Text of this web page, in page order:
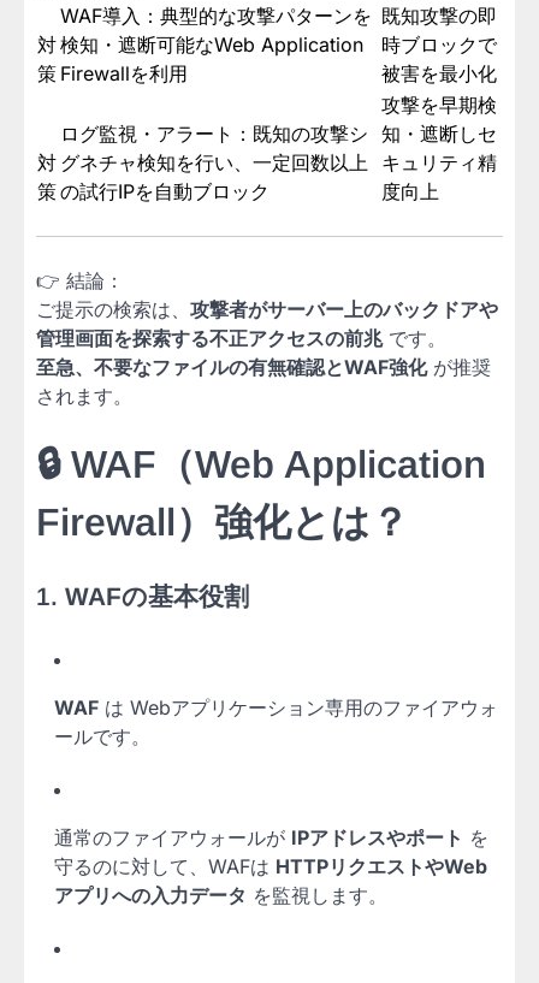
対
策
WAF導入：典型的な攻撃パターンを
検知・遮断可能なWeb Application
Firewallを利用
既知攻撃の即
時ブロックで
被害を最小化
対
策
ログ監視・アラート：既知の攻撃シ
グネチャ検知を行い、一定回数以上
の試行IPを自動ブロック
攻撃を早期検
知・遮断しセ
キュリティ精
度向上
👉 結論：
ご提示の検索は、 攻撃者がサーバー上のバックドアや
管理画面を探索する不正アクセスの前兆です。
至急、不要なファイルの有無確認とWAF強化が推奨
されます。
🔒 WAF（Web Application
Firewall）強化とは？
1. WAFの基本役割
WAF は Webアプリケーション専用のファイアウォ
ールです。
通常のファイアウォールが IPアドレスやポート を
守るのに対して、WAFは HTTPリクエストやWeb
アプリへの入力データ を監視します。